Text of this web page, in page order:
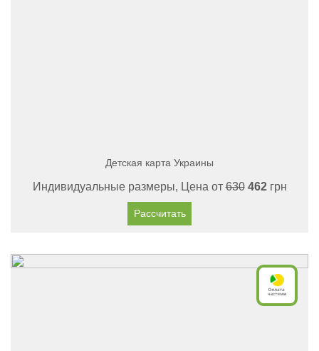
Детская карта Украины
Индивидуальные размеры, Цена от630 462грн
Рассчитать